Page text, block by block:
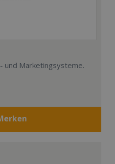
und Marketingsysteme.